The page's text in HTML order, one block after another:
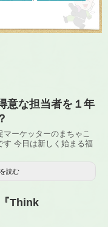
意な担当者を１年
ーケッターのまちゃこ
す 今日は新しく始まる福
読む
Think